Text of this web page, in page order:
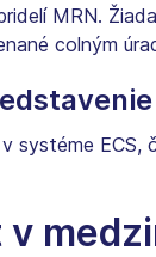
MRN.
colným
systéme